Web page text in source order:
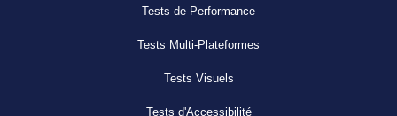
Tests de Performance
Tests Multi-Plateformes
Tests Visuels
Tests d'Accessibilité